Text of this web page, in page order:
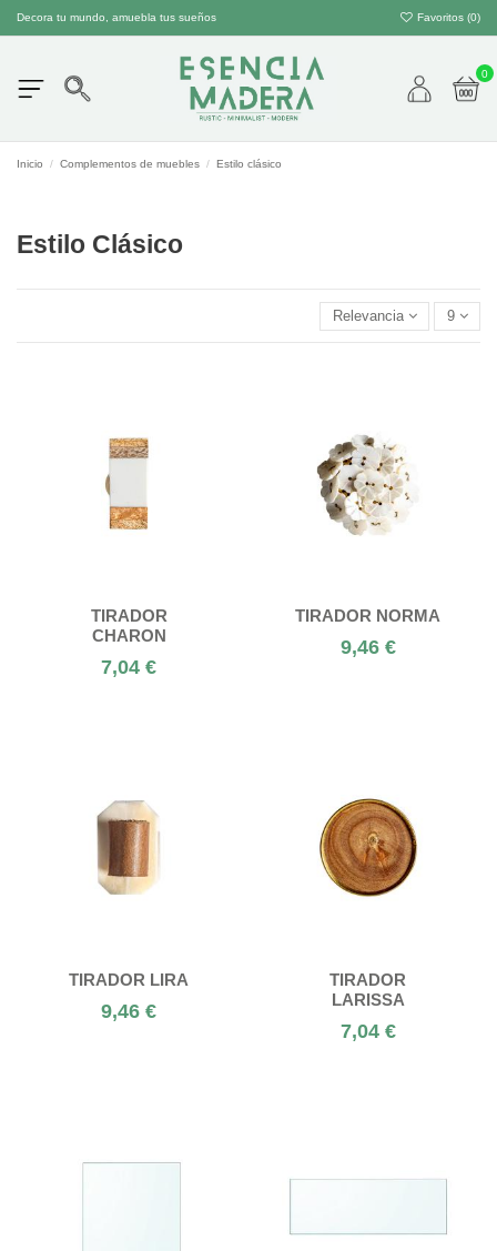
Decora tu mundo, amuebla tus sueños Favoritos (0)
0
Inicio Complementos de muebles Estilo clásico
Estilo Clásico
Relevancia 9
TIRADOR
CHARON
7,04 €
TIRADOR NORMA
9,46 €
TIRADOR LIRA
9,46 €
TIRADOR
LARISSA
7,04 €